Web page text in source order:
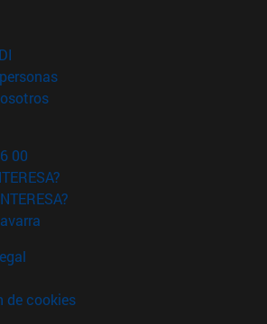
en nueva ventana)
(abre en nueva ventana)
(abre en nueva ventana)
00
de cookies